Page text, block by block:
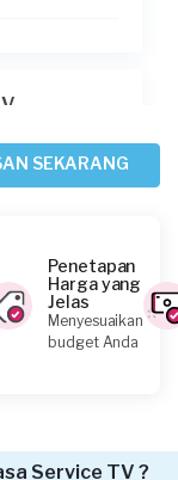
SEKARANG
Penetapan
Harga yang
Jelas
Menyesuaikan
budget Anda
Service TV ?